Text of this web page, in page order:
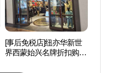
[事后免税店]纽亦华新世
界西蒙始兴名牌折扣购物